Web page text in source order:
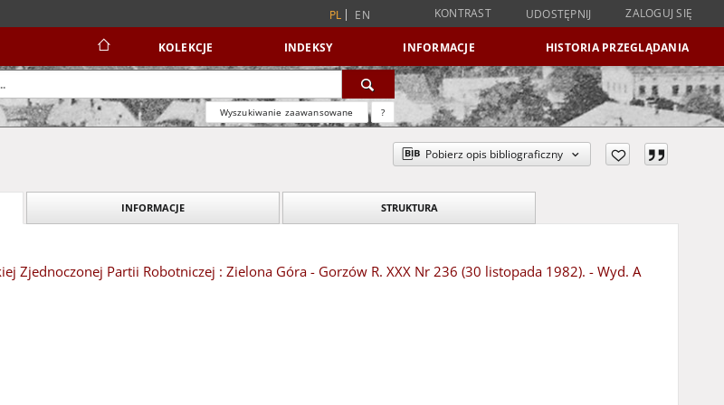
PL EN KONTRAST UDOSTĘPNIJ ZALOGUJ SIĘ
KOLEKCJE INDEKSY INFORMACJE HISTORIA PRZEGLĄDANIA
Wyszukiwanie zaawansowane ?
Pobierz opis bibliograficzny
INFORMACJE STRUKTURA
Zjednoczonej Partii Robotniczej : Zielona Góra - Gorzów R. XXX Nr 236 (30 listopada 1982). - Wyd. A